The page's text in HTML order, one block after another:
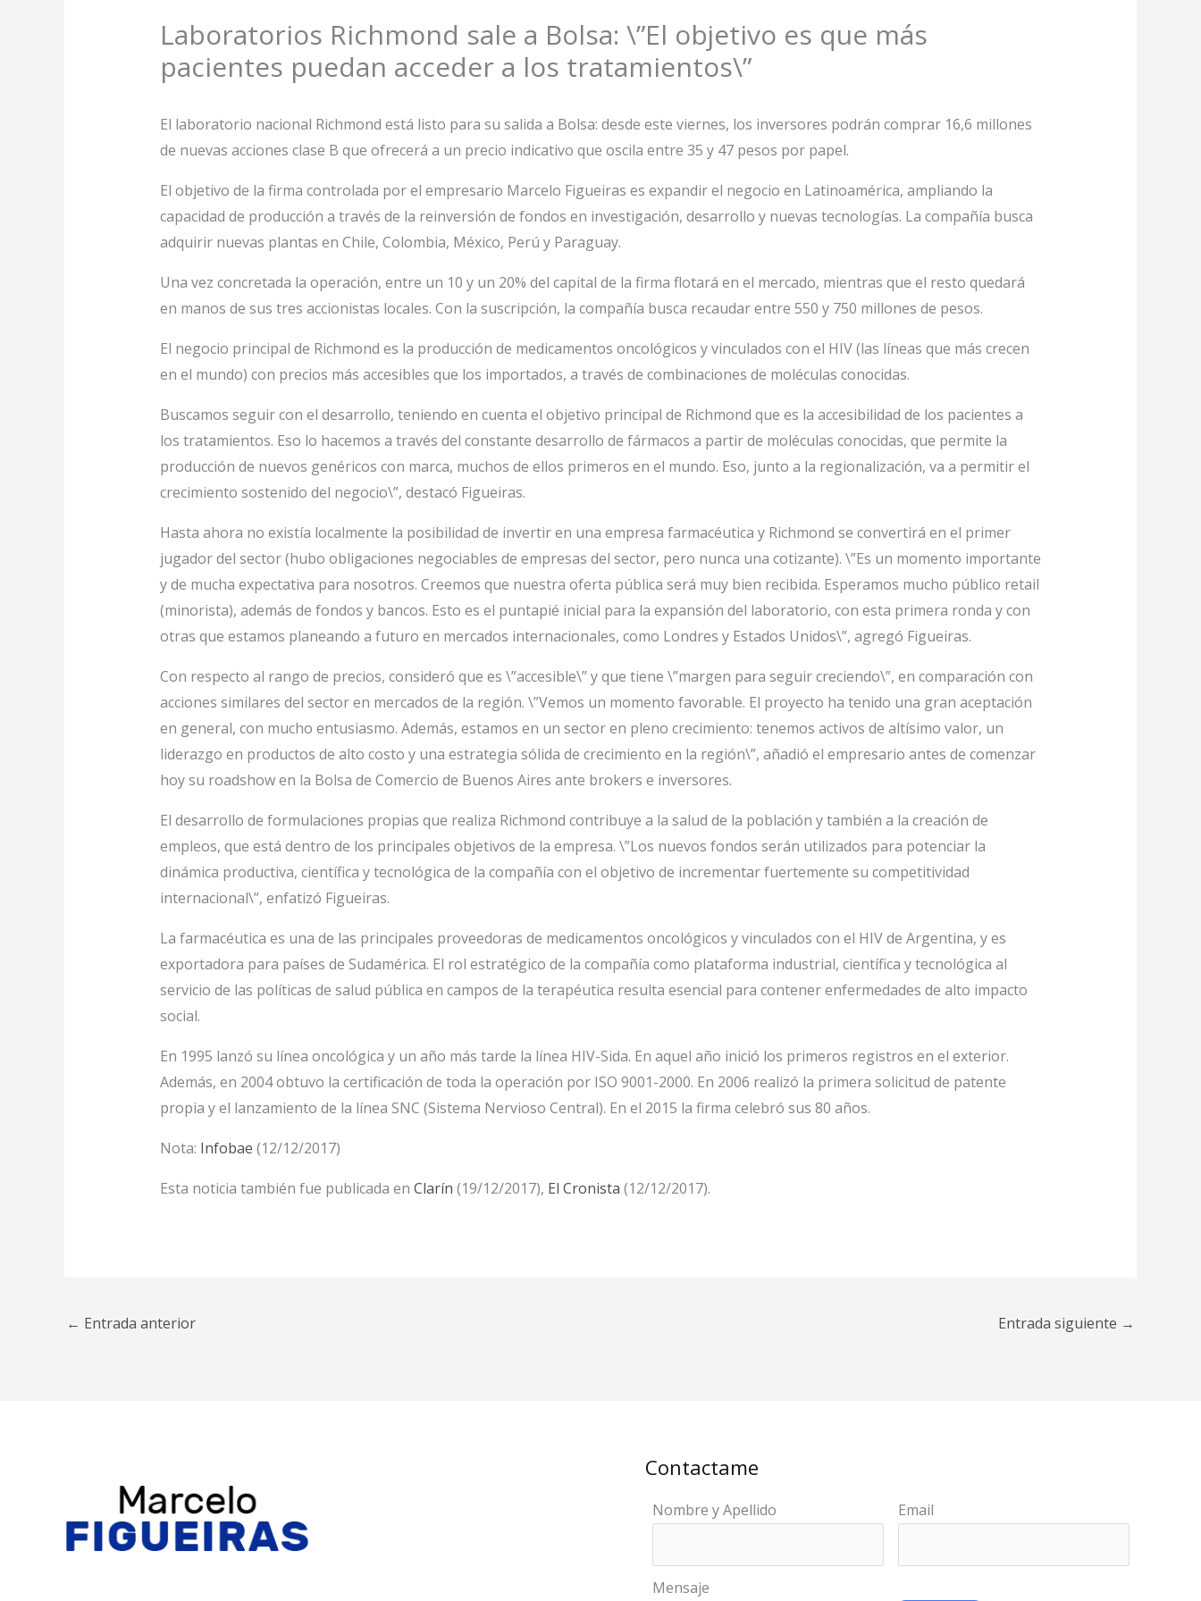
Laboratorios Richmond sale a Bolsa: \”El objetivo es que más
pacientes puedan acceder a los tratamientos\”
El laboratorio nacional Richmond está listo para su salida a Bolsa: desde este viernes, los inversores podrán comprar 16,6 millones
de nuevas acciones clase B que ofrecerá a un precio indicativo que oscila entre 35 y 47 pesos por papel.
El objetivo de la firma controlada por el empresario Marcelo Figueiras es expandir el negocio en Latinoamérica, ampliando la
capacidad de producción a través de la reinversión de fondos en investigación, desarrollo y nuevas tecnologías. La compañía busca
adquirir nuevas plantas en Chile, Colombia, México, Perú y Paraguay.
Una vez concretada la operación, entre un 10 y un 20% del capital de la firma flotará en el mercado, mientras que el resto quedará
en manos de sus tres accionistas locales. Con la suscripción, la compañía busca recaudar entre 550 y 750 millones de pesos.
El negocio principal de Richmond es la producción de medicamentos oncológicos y vinculados con el HIV (las líneas que más crecen
en el mundo) con precios más accesibles que los importados, a través de combinaciones de moléculas conocidas.
Buscamos seguir con el desarrollo, teniendo en cuenta el objetivo principal de Richmond que es la accesibilidad de los pacientes a
los tratamientos. Eso lo hacemos a través del constante desarrollo de fármacos a partir de moléculas conocidas, que permite la
producción de nuevos genéricos con marca, muchos de ellos primeros en el mundo. Eso, junto a la regionalización, va a permitir el
crecimiento sostenido del negocio\”, destacó Figueiras.
Hasta ahora no existía localmente la posibilidad de invertir en una empresa farmacéutica y Richmond se convertirá en el primer
jugador del sector (hubo obligaciones negociables de empresas del sector, pero nunca una cotizante). \”Es un momento importante
y de mucha expectativa para nosotros. Creemos que nuestra oferta pública será muy bien recibida. Esperamos mucho público retail
(minorista), además de fondos y bancos. Esto es el puntapié inicial para la expansión del laboratorio, con esta primera ronda y con
otras que estamos planeando a futuro en mercados internacionales, como Londres y Estados Unidos\”, agregó Figueiras.
Con respecto al rango de precios, consideró que es \”accesible\” y que tiene \”margen para seguir creciendo\”, en comparación con
acciones similares del sector en mercados de la región. \”Vemos un momento favorable. El proyecto ha tenido una gran aceptación
en general, con mucho entusiasmo. Además, estamos en un sector en pleno crecimiento: tenemos activos de altísimo valor, un
liderazgo en productos de alto costo y una estrategia sólida de crecimiento en la región\”, añadió el empresario antes de comenzar
hoy su roadshow en la Bolsa de Comercio de Buenos Aires ante brokers e inversores.
El desarrollo de formulaciones propias que realiza Richmond contribuye a la salud de la población y también a la creación de
empleos, que está dentro de los principales objetivos de la empresa. \”Los nuevos fondos serán utilizados para potenciar la
dinámica productiva, científica y tecnológica de la compañía con el objetivo de incrementar fuertemente su competitividad
internacional\”, enfatizó Figueiras.
La farmacéutica es una de las principales proveedoras de medicamentos oncológicos y vinculados con el HIV de Argentina, y es
exportadora para países de Sudamérica. El rol estratégico de la compañía como plataforma industrial, científica y tecnológica al
servicio de las políticas de salud pública en campos de la terapéutica resulta esencial para contener enfermedades de alto impacto
social.
En 1995 lanzó su línea oncológica y un año más tarde la línea HIV-Sida. En aquel año inició los primeros registros en el exterior.
Además, en 2004 obtuvo la certificación de toda la operación por ISO 9001-2000. En 2006 realizó la primera solicitud de patente
propia y el lanzamiento de la línea SNC (Sistema Nervioso Central). En el 2015 la firma celebró sus 80 años.
Nota: Infobae (12/12/2017)
Esta noticia también fue publicada en Clarín (19/12/2017), El Cronista (12/12/2017).
← Entrada anterior Entrada siguiente →
Contactame
Nombre y Apellido Email
Mensaje